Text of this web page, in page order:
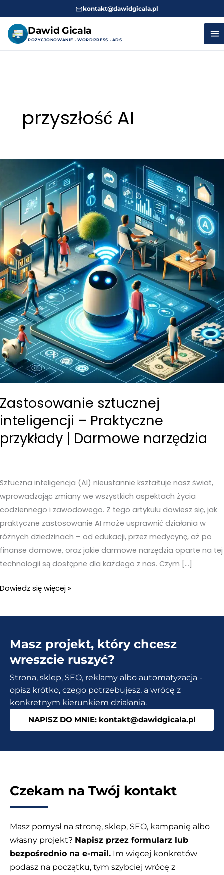
kontakt@dawidgicala.pl
Dawid Gicala
POZYCJONOWANIE · WORDPRESS · ADS
przyszłość AI
Zastosowanie sztucznej
inteligencji – Praktyczne
przykłady | Darmowe narzędzia
Sztuczna inteligencja (AI) nieustannie kształtuje nasz świat,
wprowadzając zmiany we wszystkich aspektach życia
codziennego i zawodowego. Z tego artykułu dowiesz się, jak
praktyczne zastosowanie AI może usprawnić działania w
różnych dziedzinach – od edukacji, przez medycynę, aż po
finanse domowe, oraz jakie darmowe narzędzia oparte na tej
technologii są dostępne dla każdego z nas. Czym […]
Zastosowanie
inteligencji
Praktyczne
przykłady
Darmowe
narzędzia
Dowiedz się więcej »
Masz projekt, który chcesz
wreszcie ruszyć?
Strona, sklep, SEO, reklamy albo automatyzacja -
opisz krótko, czego potrzebujesz, a wrócę z
konkretnym kierunkiem działania.
NAPISZ DO MNIE: kontakt@dawidgicala.pl
Czekam na Twój kontakt
Masz pomysł na stronę, sklep, SEO, kampanię albo
własny projekt? Napisz przez formularz lub
bezpośrednio na e-mail. Im więcej konkretów
podasz na początku, tym szybciej wrócę z